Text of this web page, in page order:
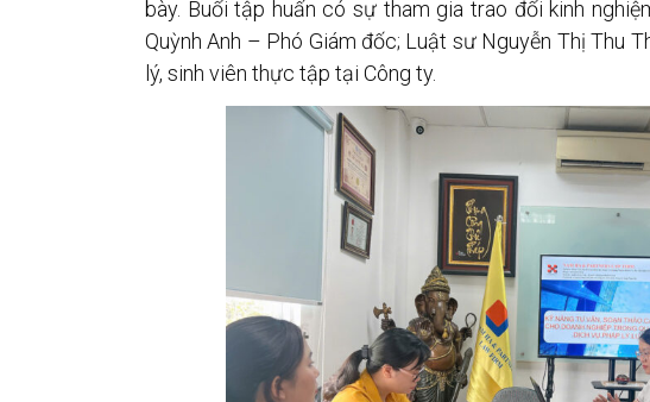
bày. Buổi tập huấn có sự tham gia trao đổi kinh
Quỳnh Anh – Phó Giám đốc; Luật sư Nguyễn Thị Thu
lý, sinh viên thực tập tại Công ty.